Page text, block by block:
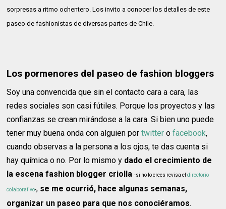
sorpresas a ritmo ochentero. Los invito a conocer los detalles de este
paseo de fashionistas de diversas partes de Chile.
Los pormenores del paseo de fashion bloggers
Soy una convencida que sin el contacto cara a cara, las
redes sociales son casi fútiles. Porque los proyectos y las
confianzas se crean mirándose a la cara. Si bien uno puede
tener muy buena onda con alguien portwitter ofacebook,
cuando observas a la persona a los ojos, te das cuenta si
hay química o no. Por lo mismo y dado el crecimiento de
la escena fashion blogger criolla -si no lo crees revisa eldirectorio
colaborativo-, se me ocurrió, hace algunas semanas,
organizar un paseo para que nos conociéramos.